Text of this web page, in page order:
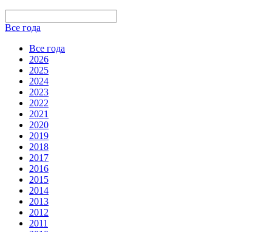
Все года
Все года
2026
2025
2024
2023
2022
2021
2020
2019
2018
2017
2016
2015
2014
2013
2012
2011